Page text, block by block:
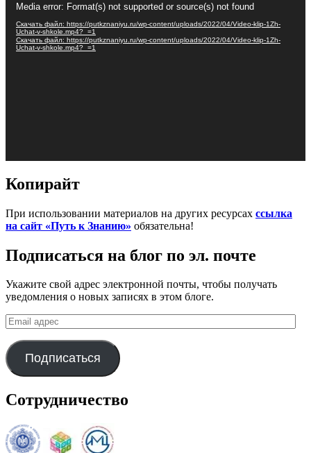
Media error: Format(s) not supported or source(s) not found
Скачать файл: https://putkznaniyu.ru/wp-content/uploads/2022/04/Video-klip-1Zh-
Uchat-v-shkole.mp4?_=1
Скачать файл: https://putkznaniyu.ru/wp-content/uploads/2022/04/Video-klip-1Zh-
Uchat-v-shkole.mp4?_=1
Копирайт
При использовании материалов на других ресурсах ссылка
на сайт «Путь к Знанию» обязательна!
Подписаться на блог по эл. почте
Укажите свой адрес электронной почты, чтобы получать
уведомления о новых записях в этом блоге.
Email
адрес
Подписаться
Сотрудничество